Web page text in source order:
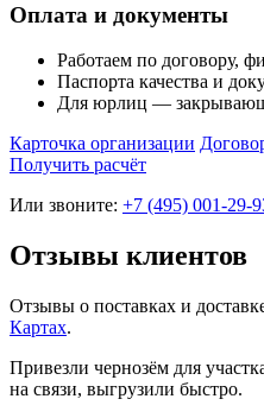
Оплата и документы
Работаем по договору,
Паспорта качества и
Для юрлиц —
Карточка организации
Получить расчёт
Или звоните: +7 (495) 001-29-
Отзывы клиентов
Отзывы о поставках и
Картах.
Привезли чернозём для
на связи, выгрузили быстро.